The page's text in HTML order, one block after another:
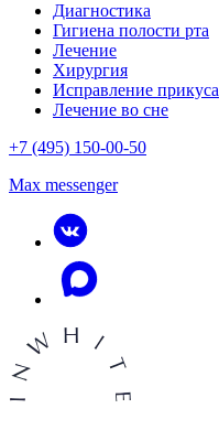
Диагностика
Гигиена полости рта
Лечение
Хирургия
Исправление прикуса
Лечение во сне
+7 (495) 150-00-50
Max messenger